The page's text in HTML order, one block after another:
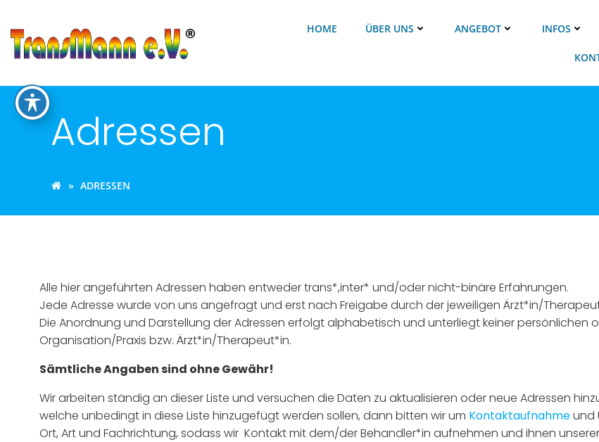
springen
HOME ÜBER UNS ANGEBOT INFOS
Adressen
ADRESSEN
Alle hier angeführten Adressen haben entweder trans*,inter* und/oder nicht-binäre Erfahrungen.
Jede Adresse wurde von uns angefragt und erst nach Freigabe durch der jeweiligen Ärzt*in/
Die Anordnung und Darstellung der Adressen erfolgt alphabetisch und unterliegt keiner persönlichen
Organisation/Praxis bzw. Ärzt*in/Therapeut*in.
Sämtliche Angaben sind ohne Gewähr!
Wir arbeiten ständig an dieser Liste und versuchen die Daten zu aktualisieren oder neue Adressen
welche unbedingt in diese Liste hinzugefügt werden sollen, dann bitten wir um Kontaktaufnahmeund
Ort, Art und Fachrichtung, sodass wir Kontakt mit dem/der Behandler*in aufnehmen und ihnen